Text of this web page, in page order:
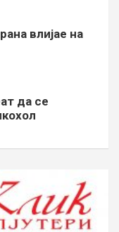
влијае на
да се